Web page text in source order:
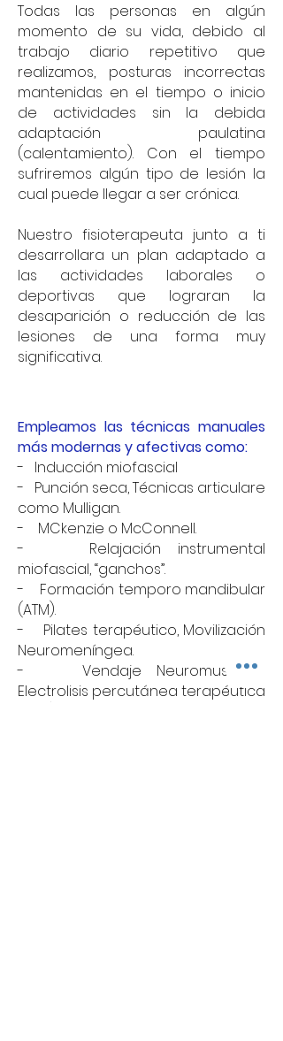
Todas las personas en algún
momento de su vida, debido al
trabajo diario repetitivo que
realizamos, posturas incorrectas
mantenidas en el tiempo o inicio
de actividades sin la debida
adaptación paulatina
(calentamiento). Con el tiempo
sufriremos algún tipo de lesión la
cual puede llegar a ser crónica.
Nuestro fisioterapeuta junto a ti
desarrollara un plan adaptado a
las actividades laborales o
deportivas que lograran la
desaparición o reducción de las
lesiones de una forma muy
significativa.
Empleamos las técnicas manuales
más modernas y afectivas como:
- Inducción miofascial
- Punción seca, Técnicas articulare
como Mulligan.
- MCkenzie o McConnell.
- Relajación instrumental
miofascial, “ganchos”.
- Formación temporo mandibular
(ATM).
- Pilates terapéutico, Movilización
Neuromeníngea.
- Vendaje Neuromuscular,
Electrolisis percutánea terapéutica